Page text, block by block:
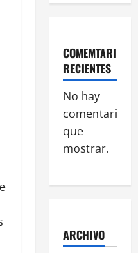
COMEMTARIOS
RECIENTES
No hay
comentarios
que
mostrar.
ARCHIVO